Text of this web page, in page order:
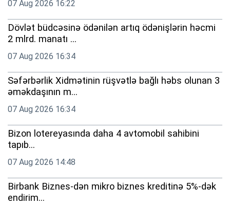
07 Aug 2026 16:22
Dövlət büdcəsinə ödənilən artıq ödənişlərin həcmi
2 mlrd. manatı ...
07 Aug 2026 16:34
Səfərbərlik Xidmətinin rüşvətlə bağlı həbs olunan 3
əməkdaşının m...
07 Aug 2026 16:34
Bizon lotereyasında daha 4 avtomobil sahibini
tapıb...
07 Aug 2026 14:48
Birbank Biznes-dən mikro biznes kreditinə 5%-dək
endirim...